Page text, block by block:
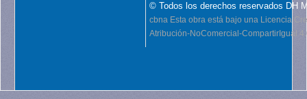
© Todos los derechos reservados DH
cbna Esta obra está bajo una Licencia
Atribución-NoComercial-CompartirIgual